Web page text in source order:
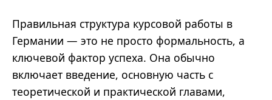
Правильная структура курсовой работы в
Германии — это не просто формальность, а
ключевой фактор успеха. Она обычно
включает введение, основную часть с
теоретической и практической главами,